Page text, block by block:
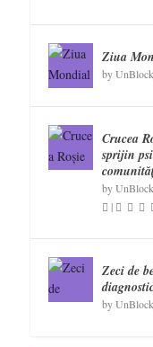
Ziua
byUnBlock
Crucea
sprijin
byUnBlock
|
Zeci de
byUnBlock